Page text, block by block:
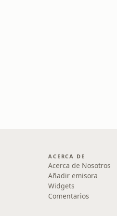
ACERCA DE
Acerca de Nosotros
Añadir emisora
Widgets
Comentarios